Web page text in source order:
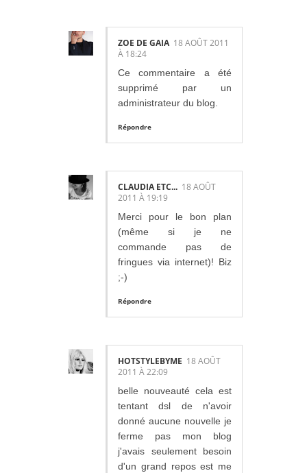
ZOE DE GAIA 18 AOÛT 2011
À 18:24
Ce commentaire a été
supprimé par un
administrateur du blog.
Répondre
CLAUDIA ETC... 18 AOÛT
2011 À 19:19
Merci pour le bon plan
(même si je ne
commande pas de
fringues via internet)! Biz
;-)
Répondre
HOTSTYLEBYME 18 AOÛT
2011 À 22:09
belle nouveauté cela est
tentant dsl de n'avoir
donné aucune nouvelle je
ferme pas mon blog
j'avais seulement besoin
d'un grand repos est me